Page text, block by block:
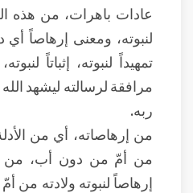
عادات باهرات، من هذه
لنبوته، ومعنى إرهاصاً أي
تمهيداً لنبوته، إثباتاً
مرافقة لرسالته ليشهد
ربه.
من إرهاصاته، أي من
من أمّ من دون أب، من
إرهاصاً لنبوته ولادته من